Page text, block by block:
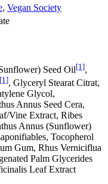
, Vegan Society
Seed Oil[1],
[1], Glyceryl Stearat Citrat,
Glycol,
Annus Seed Cera,
Vine Extract, Ribes
Annus (Sunflower)
Tocopherol
Gum, Rhus Verniciflua
Palm Glycerides
Leaf Extract